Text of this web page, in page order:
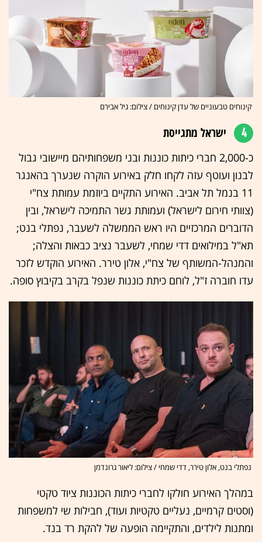
קינוחים טבעוניים של עדן קינוחים / צילום: גיל אבירם
4 ישראל מתגייסת
כ-2,000 חברי כיתות כוננות ובני משפחותיהם מיישובי גבול
לבנון ועוטף עזה לקחו חלק באירוע הוקרה שנערך בהאנגר
11 בנמל תל אביב. האירוע התקיים ביוזמת עמותת צח"י
(צוותי חירום לישראל) ועמותת גשר התמיכה לישראל, ובין
הדוברים המרכזיים היו ראש הממשלה לשעבר, נפתלי בנט;
תא"ל במילואים דדי שמחי, לשעבר נציב כבאות והצלה;
והמנהל-המשותף של צח"י, אלון טירר. האירוע הוקדש לזכר
עדו חוברה ז"ל, לוחם כיתת כוננות שנפל בקרב בקיבוץ סופה.
נפתלי בנט, אלון טירר, דדי שמחי / צילום: ליאור גרונדמן
במהלך האירוע חולקו לחברי כיתות הכוננות ציוד טקטי
(וסטים קרמיים, נעליים טקטיות ועוד), חבילות שי למשפחות
ומתנות לילדים, והתקיימה הופעה של להקת רד בנד.